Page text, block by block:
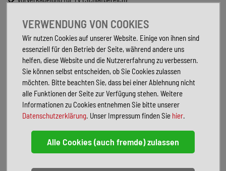
27" SMART TV-Gerät mit HD-Tuner
Media-Paket
All-in-One Navigationssystem inkl. Apple Carplay oder Android Auto
Rückfahrkamera, inkl. Verkabelung
Energy Basic-Paket
Touch-Control-Panel mit intuitivem Bedienkonzept vernetzter
Komponenten, inkl. Innen- und Außentemperaturfühler statt
serienmäßigem Control-Panel
Bordbatterie zusätzlich
Batteriesensor für Bordbatterie
Sonderausstattung:
16" Bereifung
Spoilerlippen (skid-plate)
VERWENDUNG VON COOKIES
Wir nutzen Cookies auf unserer Website. Einige von ihnen sind
essenziell für den Betrieb der Seite, während andere uns
helfen, diese Website und die Nutzererfahrung zu verbessern.
Sie können selbst entscheiden, ob Sie Cookies zulassen
möchten. Bitte beachten Sie, dass bei einer Ablehnung nicht
alle Funktionen der Seite zur Verfügung stehen. Weitere
Informationen zu Cookies entnehmen Sie bitte unserer
Datenschutzerklärung. Unser Impressum finden Sie hier.